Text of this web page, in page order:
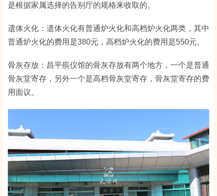
是根据家属选择的告别厅的规格来收取的。
遗体火化：遗体火化有普通炉火化和高档炉火化两类，其中
普通炉火化的费用是380元，高档炉火化的费用是550元。
骨灰存放：昌平殡仪馆的骨灰存放有两个地方，一个是普通
骨灰堂寄存，另外一个是高档骨灰堂寄存，骨灰堂寄存的费
用面议。